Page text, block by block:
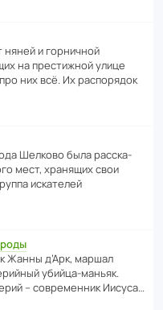
и горни­чной
на прес­ти­жной улице
них всё. Их распо­рядок
Шелково была расска­
мест, хранящих свои
иска­телей
Жанны д’Арк, маршал
убийца-маньяк.
– совре­менник Иисуса…